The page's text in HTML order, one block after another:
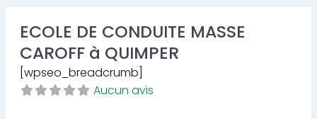
ECOLE DE CONDUITE MASSE
CAROFF à QUIMPER
[wpseo_breadcrumb]
Aucun avis